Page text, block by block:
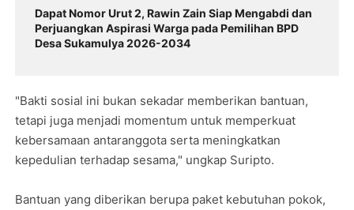
Dapat Nomor Urut 2, Rawin Zain Siap Mengabdi dan
Perjuangkan Aspirasi Warga pada Pemilihan BPD
Desa Sukamulya 2026-2034
"Bakti sosial ini bukan sekadar memberikan bantuan,
tetapi juga menjadi momentum untuk memperkuat
kebersamaan antaranggota serta meningkatkan
kepedulian terhadap sesama," ungkap Suripto.
Bantuan yang diberikan berupa paket kebutuhan pokok,